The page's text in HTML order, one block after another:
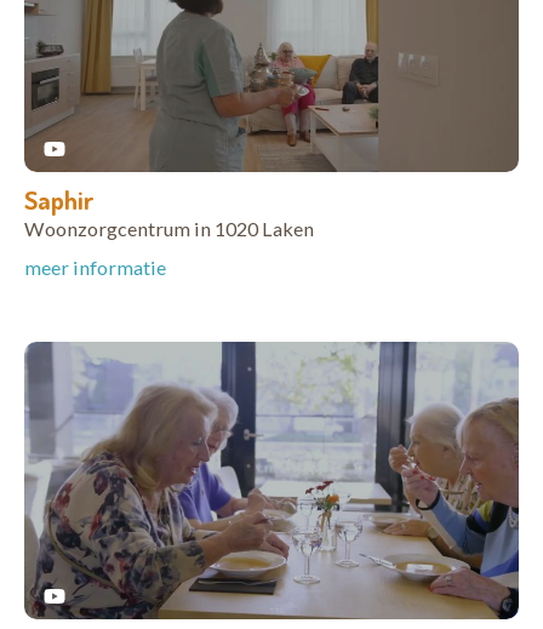
Saphir
Woonzorgcentrum in 1020 Laken
meer informatie